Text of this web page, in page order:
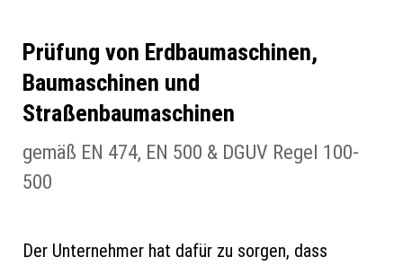
Prüfung von Erdbaumaschinen,
Baumaschinen und
Straßenbaumaschinen
gemäß EN 474, EN 500 & DGUV Regel 100-
500
Der Unternehmer hat dafür zu sorgen, dass